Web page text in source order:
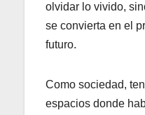
olvidar lo vivido,
se convierta en el
futuro.
Como sociedad,
espacios donde